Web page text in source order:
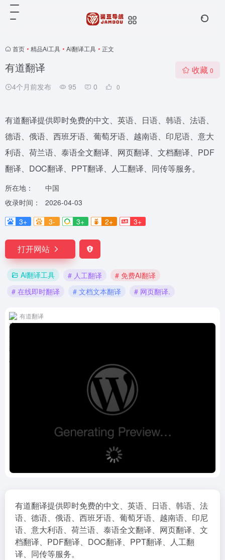
首页 • 精品Ai工具 • Ai翻译工具 • 正文
有道翻译
4个月前发布 95 0 0
收藏 0
有道翻译提供即时免费的中文、英语、日语、韩语、法语、
德语、俄语、西班牙语、葡萄牙语、越南语、印尼语、意大
利语、荷兰语、泰语全文翻译、网页翻译、文档翻译、PDF
翻译、DOC翻译、PPT翻译、人工翻译、同传等服务。
所在地：
中国
收录时间：
2026-04-03
3+
3- 3+ 2+ 3+
打开网站
Ai翻译工具 # 人工翻译
# 免费AI翻译
# 在线即时翻译
# 文档文本翻译 # 网页翻译.
有道翻译
有道翻译提供即时免费的中文、英语、日语、韩语、法
语、德语、俄语、西班牙语、葡萄牙语、越南语、印尼
语、意大利语、荷兰语、泰语全文翻译、网页翻译、文
档翻译、PDF翻译、DOC翻译、PPT翻译、人工翻
译、同传等服务。